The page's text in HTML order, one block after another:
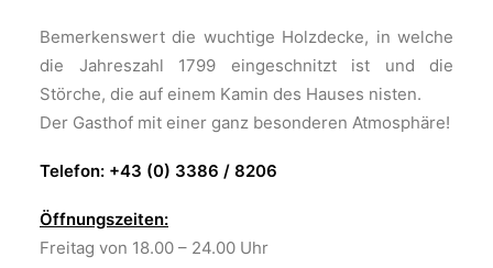
Bemerkenswert die wuchtige Holzdecke, in welche
die Jahreszahl 1799 eingeschnitzt ist und die
Störche, die auf einem Kamin des Hauses nisten.
Der Gasthof mit einer ganz besonderen Atmosphäre!
Telefon: +43 (0) 3386 / 8206
Öffnungszeiten:
Freitag von 18.00 – 24.00 Uhr